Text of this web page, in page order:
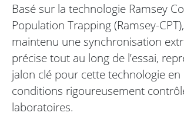
Basé sur la technologie Ramsey
Population Trapping (Ramsey-
maintenu une synchronisation
précise tout au long de l’essai,
jalon clé pour cette technologie
conditions rigoureusement
laboratoires.